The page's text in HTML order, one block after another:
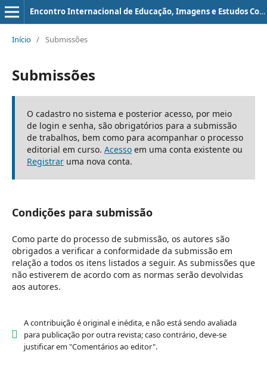
Encontro Internacional de Educação, Imagens e Estudos Corporais e Encontro Anual do LEC
Início / Submissões
Submissões
O cadastro no sistema e posterior acesso, por meio
de login e senha, são obrigatórios para a submissão
de trabalhos, bem como para acompanhar o processo
editorial em curso. Acessoem uma conta existente ou
Registraruma nova conta.
Condições para submissão
Como parte do processo de submissão, os autores são
obrigados a verificar a conformidade da submissão em
relação a todos os itens listados a seguir. As submissões que
não estiverem de acordo com as normas serão devolvidas
aos autores.
A contribuição é original e inédita, e não está sendo avaliada
para publicação por outra revista; caso contrário, deve-se
justificar em "Comentários ao editor".